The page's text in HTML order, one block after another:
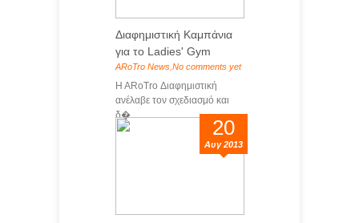
Διαφημιστική Καμπάνια
για το Ladies' Gym
ARoTro News No comments yet
H ARoTro Διαφημιστική
ανέλαβε τον σχεδιασμό και
δ�...
20
Αυγ 2013